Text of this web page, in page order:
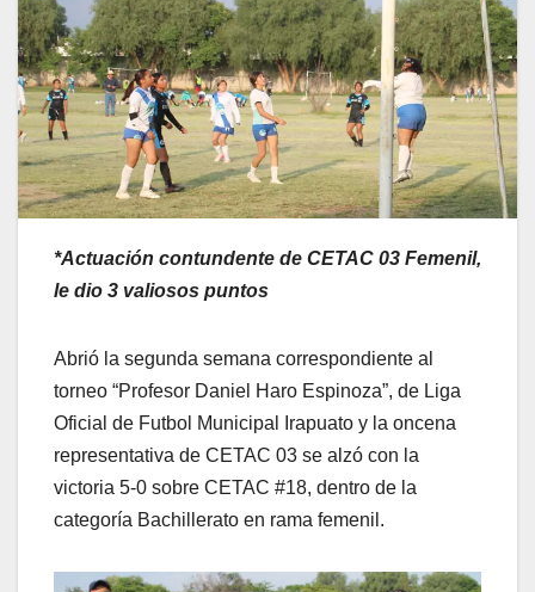
*Actuación contundente de CETAC 03 Femenil,
le dio 3 valiosos puntos
Abrió la segunda semana correspondiente al
torneo “Profesor Daniel Haro Espinoza”, de Liga
Oficial de Futbol Municipal Irapuato y la oncena
representativa de CETAC 03 se alzó con la
victoria 5-0 sobre CETAC #18, dentro de la
categoría Bachillerato en rama femenil.